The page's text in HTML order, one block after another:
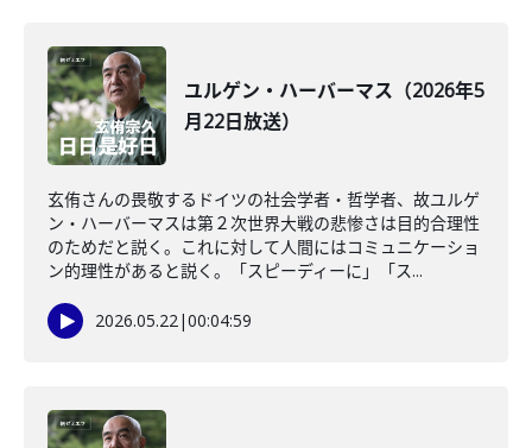
ユルゲン・ハーバーマス（2026年5
月22日放送）
玄侑さんの畏敬するドイツの社会学者・哲学者、故ユルゲ
ン・ハーバーマスは第２次世界大戦の悲惨さは目的合理性
のためだと説く。これに対して人間にはコミュニケーショ
ン的理性があると説く。「スピーディーに」「ス...
2026.05.22|00:04:59